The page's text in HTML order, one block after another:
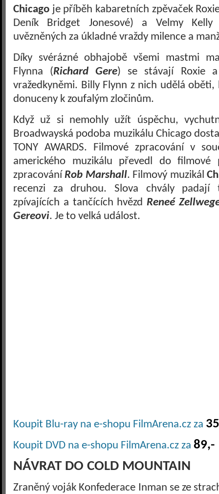
Chicago je příběh kabaretních zpěvaček
Deník Bridget Jonesové) a Velmy
uvězněných za úkladné vraždy milence a
Díky svérázné obhajobě všemi mastmi
Flynna (Richard Gere) se stávají Roxie a
vražedkyněmi. Billy Flynn z nich udělá
donuceny k zoufalým zločinům.
Když už si nemohly užít úspěchu,
Broadwayská podoba muzikálu Chicago
TONY AWARDS. Filmové zpracování v
amerického muzikálu převedl do
zpracováníRob Marshall. Filmový muzikál
recenzi za druhou. Slova chvály padají
zpívajících a tančících hvězd Reneé
Gereovi. Je to velká událost.
Koupit Blu-ray na e-shopu FilmArena.cz za
Koupit DVD na e-shopu FilmArena.cz za 89,-
NÁVRAT DO COLD MOUNTAIN
Zraněný voják Konfederace Inman se ze